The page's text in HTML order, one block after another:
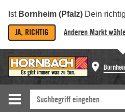
Ist Bornheim (Pfalz) Dein
JA, RICHTIG Anderen Markt